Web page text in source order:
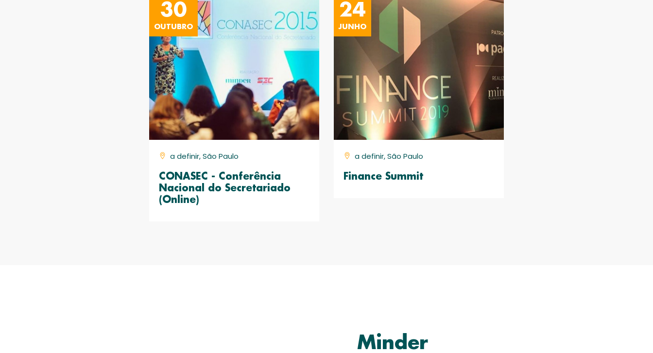
30
OUTUBRO
a definir, São Paulo
CONASEC - Conferência
Nacional do Secretariado
(Online)
24
JUNHO
a definir, São Paulo
Finance Summit
Minder